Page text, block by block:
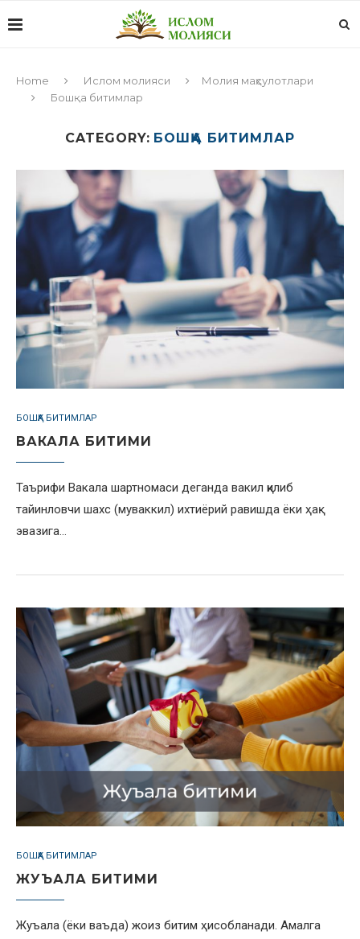
Home Ислом молияси
Молия маҳсулотлари
Бошқа битимлар
CATEGORY: БОШҚА БИТИМЛАР
БОШҚА БИТИМЛАР
ВАКАЛА БИТИМИ
Таърифи Вакала шартномаси деганда вакил қилиб
тайинловчи шахс (муваккил) ихтиёрий равишда ёки ҳақ
эвазига…
БОШҚА БИТИМЛАР
ЖУЪАЛА БИТИМИ
Жуъала (ёки ваъда) жоиз битим ҳисобланади. Амалга